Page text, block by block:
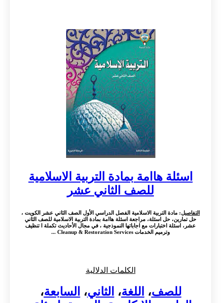
اسئلة هاامة بمادة التربية الاسلامية
للصف الثاني عشر
التفاصيل: مادة التربية الاسلامية الفصل الدراسي الأول الصف الثاني عشر الكويت ،
حل تمارين، حل اسئلة، مراجعة اسئلة هاامة بمادة التربية الاسلامية للصف الثاني
عشر، اسئلة اختبارات مع اجاباتها النموذجية ، في مجال الأحاديث تكملة ا تنظيف
وترميم الخدمات Cleanup & Restoration Services ...
الكلمات الدلالية
للصف، اللغة، الثاني، السابعة،